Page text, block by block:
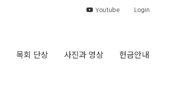
Youtube Login
목회 단상 사진과 영상 헌금안내